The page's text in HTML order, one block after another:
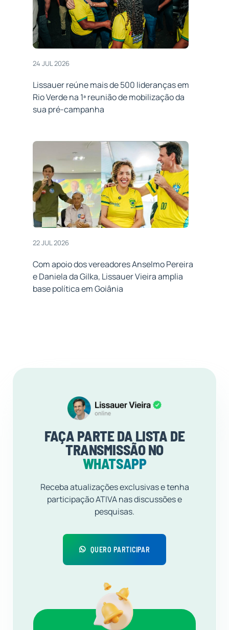
24 JUL 2026
Lissauer reúne mais de 500 lideranças em
Rio Verde na 1ª reunião de mobilização da
sua pré-campanha
22 JUL 2026
Com apoio dos vereadores Anselmo Pereira
e Daniela da Gilka, Lissauer Vieira amplia
base política em Goiânia
FAÇA PARTE DA LISTA DE
TRANSMISSÃO NO
WHATSAPP
Receba atualizações exclusivas e tenha
participação ATIVA nas discussões e
pesquisas.
QUERO PARTICIPAR